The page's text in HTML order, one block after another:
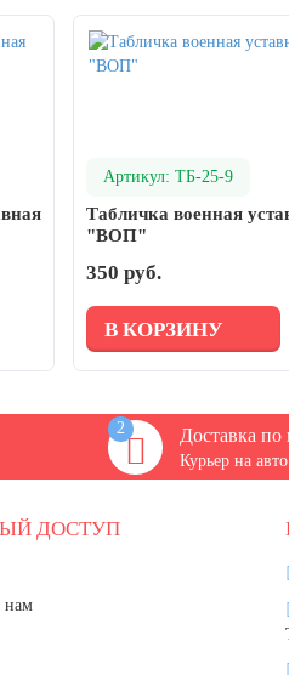
Артикул: ТБ-25-9
Табличка военная
"ВОП"
350 руб.
В КОРЗИНУ
2 Доставка по
Курьер на
ДОСТУП
нам